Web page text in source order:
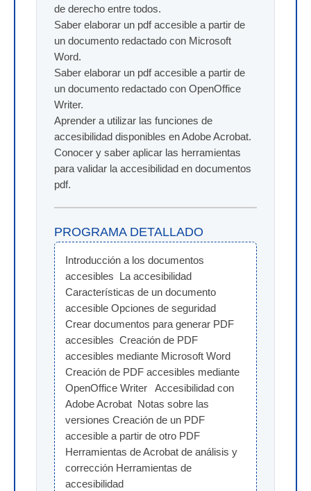
de derecho entre todos.
Saber elaborar un pdf accesible a partir de
un documento redactado con Microsoft
Word.
Saber elaborar un pdf accesible a partir de
un documento redactado con OpenOffice
Writer.
Aprender a utilizar las funciones de
accesibilidad disponibles en Adobe Acrobat.
Conocer y saber aplicar las herramientas
para validar la accesibilidad en documentos
pdf.
PROGRAMA DETALLADO
Introducción a los documentos
accesibles  La accesibilidad
Características de un documento
accesible Opciones de seguridad
Crear documentos para generar PDF
accesibles  Creación de PDF
accesibles mediante Microsoft Word
Creación de PDF accesibles mediante
OpenOffice Writer   Accesibilidad con
Adobe Acrobat  Notas sobre las
versiones Creación de un PDF
accesible a partir de otro PDF
Herramientas de Acrobat de análisis y
corrección Herramientas de
accesibilidad